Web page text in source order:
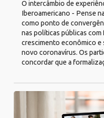
O intercâmbio de
Iberoamericano - Pense
como ponto de
nas políticas públicas
crescimento econômico e
novo coronavírus. Os
concordar que a